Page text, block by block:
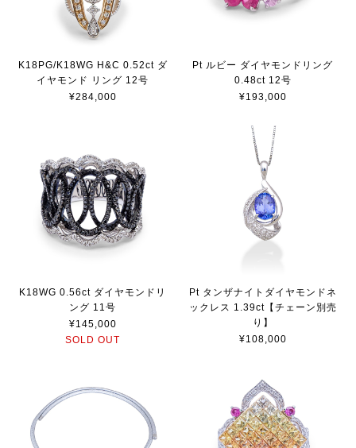
K18PG/K18WG H&C 0.52ct ダ
イヤモンド リング 12号
¥284,000
Pt ルビー ダイヤモンドリング
0.48ct 12号
¥193,000
K18WG 0.56ct ダイヤモンドリ
ング 11号
¥145,000
SOLD OUT
Pt タンザナイトダイヤモンドネ
ックレス 1.39ct【チェーン別売
り】
¥108,000